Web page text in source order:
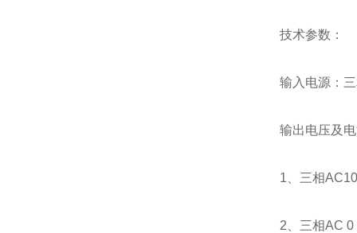
技术参数：
输入电源：
输出电压及
1、三相
2、三相